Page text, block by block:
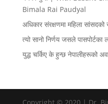
Bimala Rai Paudyal
अधिकार संरक्षणमा महिला सांसदको
त्यो सानो निर्णय जसले पासपोर्टका
युद्ध चर्किए के हुन्छ नेपालीहरूको